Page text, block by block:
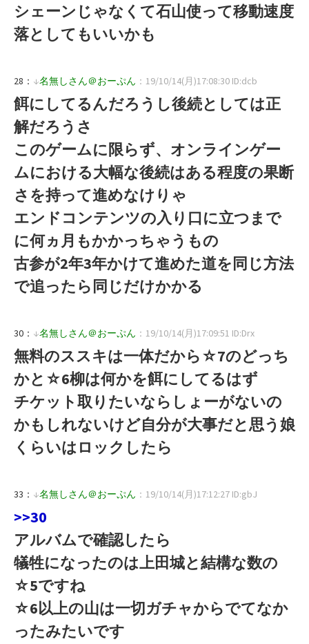
シェーンじゃなくて石山使って移動速度
落としてもいいかも
28： ↓名無しさん＠おーぷん ：19/10/14(月)17:08:30 ID:dcb
餌にしてるんだろうし後続としては正
解だろうさ
このゲームに限らず、オンラインゲー
ムにおける大幅な後続はある程度の果断
さを持って進めなけりゃ
エンドコンテンツの入り口に立つまで
に何ヵ月もかかっちゃうもの
古参が2年3年かけて進めた道を同じ方法
で追ったら同じだけかかる
30： ↓名無しさん＠おーぷん ：19/10/14(月)17:09:51 ID:Drx
無料のススキは一体だから☆7のどっち
かと☆6柳は何かを餌にしてるはず
チケット取りたいならしょーがないの
かもしれないけど自分が大事だと思う娘
くらいはロックしたら
33： ↓名無しさん＠おーぷん ：19/10/14(月)17:12:27 ID:gbJ
>>30
アルバムで確認したら
犠牲になったのは上田城と結構な数の
☆5ですね
☆6以上の山は一切ガチャからでてなか
ったみたいです